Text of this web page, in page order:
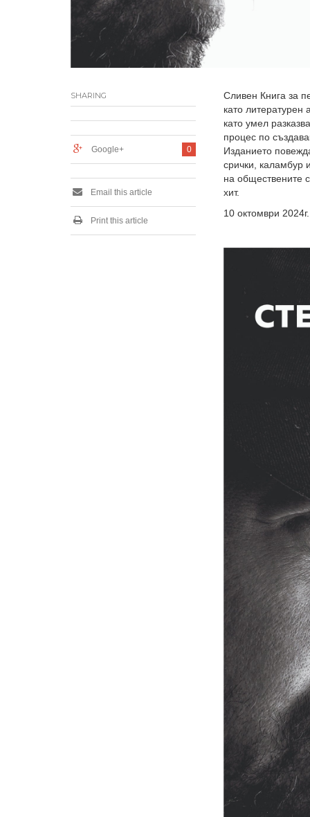
Сливен Книга за
като литературен
като умел
процес по
Изданието
срички, каламбур
на обществените
хит.
10 октомври
SHARING
0
Google+
Email this article
Print this article